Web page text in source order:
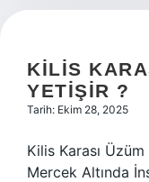
KILIS
YETIŞIR ?
Tarih: Ekim 28, 2025
Kilis Karası
Mercek Altında